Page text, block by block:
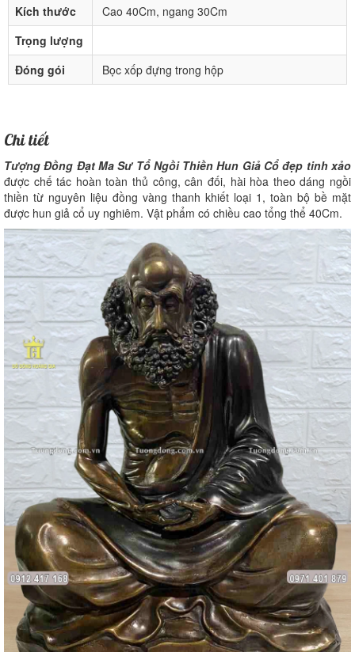
Kích thước
Cao 40Cm, ngang 30Cm
Trọng lượng
Đóng gói
Bọc xốp đựng trong hộp
Chi tiết
Tượng Đồng Đạt Ma Sư Tổ Ngồi Thiền Hun Giả Cổ đẹp tinh xảo
được chế tác hoàn toàn thủ công, cân đối, hài hòa theo dáng ngồi
thiền từ nguyên liệu đồng vàng thanh khiết loại 1, toàn bộ bề mặt
được hun giả cổ uy nghiêm. Vật phẩm có chiều cao tổng thể 40Cm.